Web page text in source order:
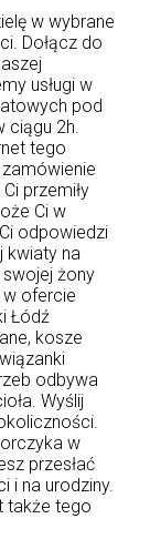
w wybrane
Dołącz do
usługi w
pod
ciągu 2h.
tego
przemiły
Ci w
odpowiedzi
kwiaty na
żony
ofercie
Łódź
kosze
odbywa
Wyślij
w
przesłać
i na urodziny.
także tego